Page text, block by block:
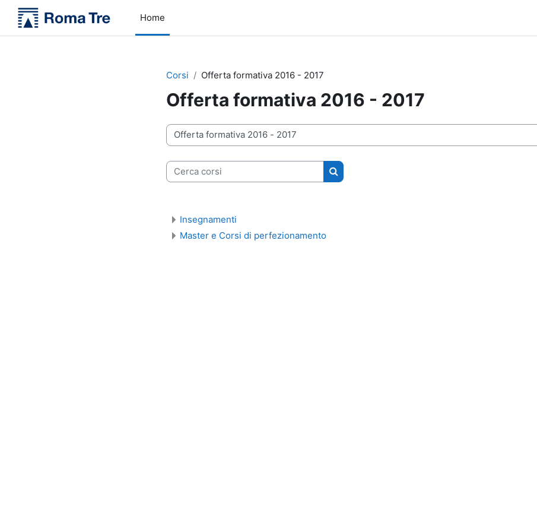
Vai al contenuto principale
Home
Corsi Offerta formativa 2016 - 2017
Offerta formativa 2016 - 2017
Categorie di corso
Cerca corsi
Cerca corsi
Insegnamenti
Master e Corsi di perfezionamento